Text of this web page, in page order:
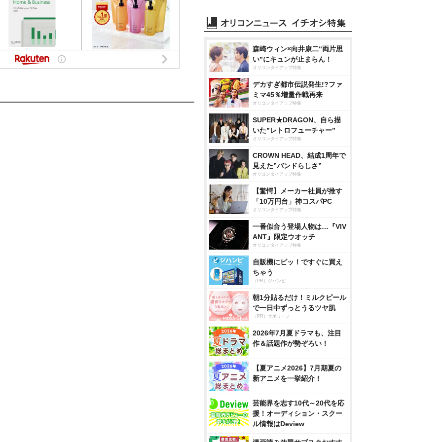
森崎ウィン×向井康二“両片思
い”にキュンが止まらん！
オリコンタイアップ特集
デカすぎ都市伝説発生!?ファ
ミマ45％増量作戦再来
オリコンタイアップ特集
SUPER★DRAGON、自ら描
いた”レトロフューチャー”
オリコンタイアップ特集
CROWN HEAD、結成1周年で
見えた”バンドらしさ”
オリコンタイアップ特集
【驚愕】メーカー社員が推す
「10万円台」神コスパPC
オリコンタイアップ特集
一番似合う登場人物は…『VIV
ANT』限定ウオッチ
オリコンタイアップ特集
自販機にピッ！ですぐに買え
ちゃう
（PR）ジハンピ
朝1分貼るだけ！ミルクピール
で一日中ずっとうるツヤ肌
（PR）サボリーノ
2026年7月夏ドラマも、注目
作＆話題作が勢ぞろい！
【夏アニメ2026】7月期夏の
新アニメを一挙紹介！
芸能界を志す10代～20代を応
援！オーディション・スクー
ル情報はDeview